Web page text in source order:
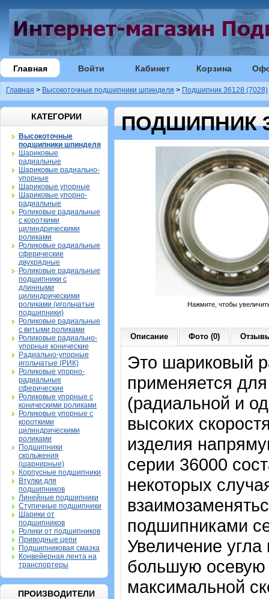
Главная Войти Кабинет Корзина
Главная > Высокоточные подшипники шпинделя > Подшипник 36128 (7028)
КАТЕГОРИИ
Высокоточные
подшипники шпинделя
Шариковые
радиальные
Шариковые радиально-
упорные
Шариковые упорные
Шариковые упорно-
радиальные
Роликовые радиальные
с короткими
цилиндрическими
роликами
Роликовые радиальные
сферические
двухрядные
Роликовые радиальные
подшипники с
длинными
цилиндрическими
роликами (игольчатые
подшипники)
Роликовые радиальные
с витыми роликами
Роликовые радиально-
упорные конические
Радиально-упорные
игольчатые (РИК)
Роликовые упорно-
радиальные
сферические
Роликовые упорные с
коническими роликами
Роликовые упорные с
короткими
цилиндрическими
роликами
Подшипники
скольжения
(шарнирные)
Корпусные подшипники
Втулки для
подшипников
Линейные подшипники
Ступичные подшипники
Шарики от
подшипников
Ролики от подшипников
Приводные цепи
Подшипниковая смазка
Конвейерная лента на
транспортеры
ПРОИЗВОДИТЕЛИ
ПОДШИПНИК
Нажмите, чтобы
Описание Фото (0)
Это шариковый
применяется
(радиальной и
высоких
изделия
серии 36000
некоторых
подшипниками
Увеличение угла
большую осевую
максимальной